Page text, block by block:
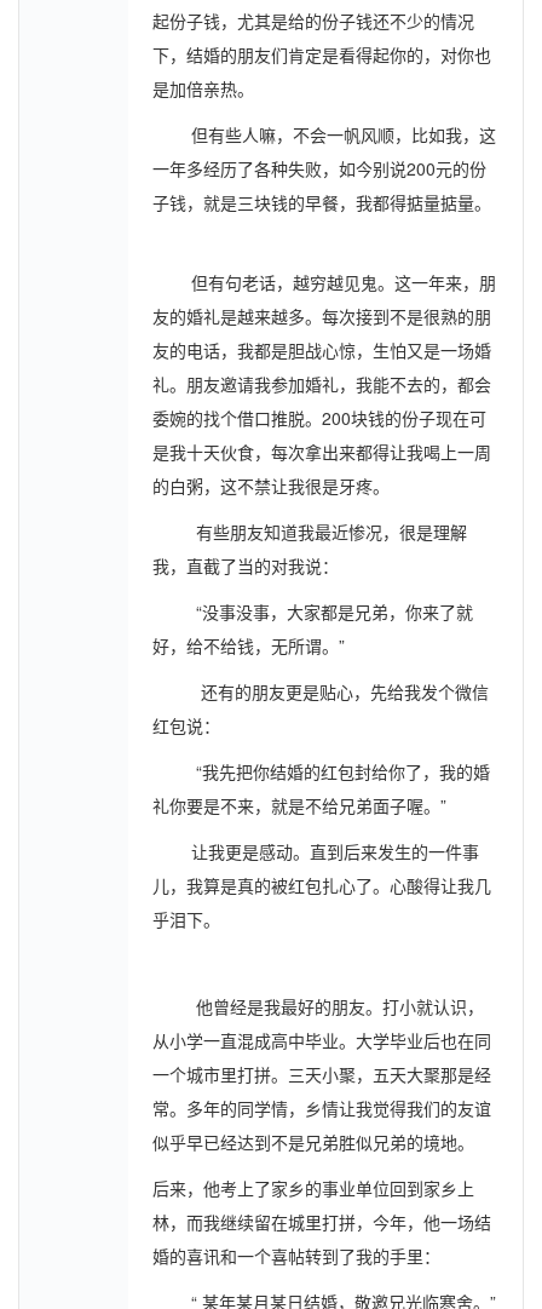
起份子钱，尤其是给的份子钱还不少的情况
下，结婚的朋友们肯定是看得起你的，对你也
是加倍亲热。
但有些人嘛，不会一帆风顺，比如我，这
一年多经历了各种失败，如今别说200元的份
子钱，就是三块钱的早餐，我都得掂量掂量。
但有句老话，越穷越见鬼。这一年来，朋
友的婚礼是越来越多。每次接到不是很熟的朋
友的电话，我都是胆战心惊，生怕又是一场婚
礼。朋友邀请我参加婚礼，我能不去的，都会
委婉的找个借口推脱。200块钱的份子现在可
是我十天伙食，每次拿出来都得让我喝上一周
的白粥，这不禁让我很是牙疼。
有些朋友知道我最近惨况，很是理解
我，直截了当的对我说：
“没事没事，大家都是兄弟，你来了就
好，给不给钱，无所谓。”
还有的朋友更是贴心，先给我发个微信
红包说：
“我先把你结婚的红包封给你了，我的婚
礼你要是不来，就是不给兄弟面子喔。”
让我更是感动。直到后来发生的一件事
儿，我算是真的被红包扎心了。心酸得让我几
乎泪下。
他曾经是我最好的朋友。打小就认识，
从小学一直混成高中毕业。大学毕业后也在同
一个城市里打拼。三天小聚，五天大聚那是经
常。多年的同学情，乡情让我觉得我们的友谊
似乎早已经达到不是兄弟胜似兄弟的境地。
后来，他考上了家乡的事业单位回到家乡上
林，而我继续留在城里打拼，今年，他一场结
婚的喜讯和一个喜帖转到了我的手里：
“ 某年某月某日结婚，敬邀兄光临寒舍。”